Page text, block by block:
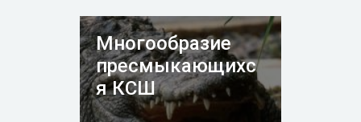
Многообразие
пресмыкающихс
я КСШ